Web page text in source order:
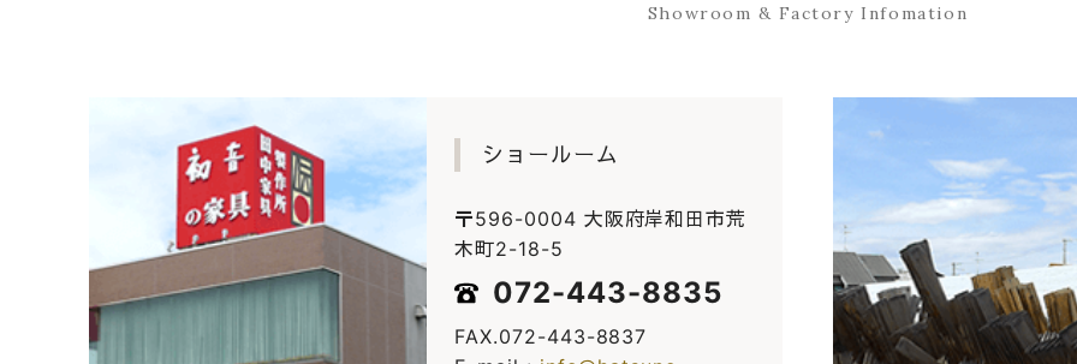
Showroom & Factory Infomation
ショールーム
〒596-0004 大阪府岸和田市荒
木町2-18-5
072-443-8835
FAX.072-443-8837